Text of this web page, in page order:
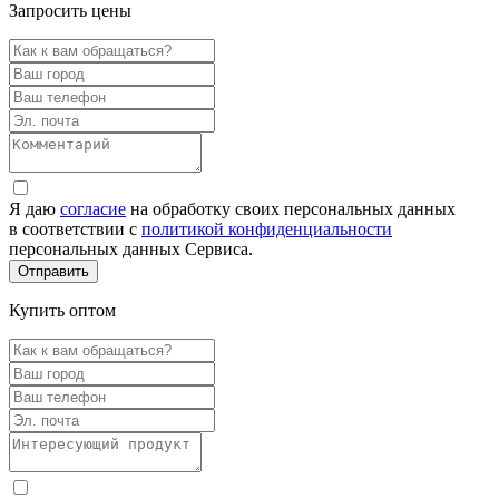
Запросить цены
Я даю согласие на обработку своих персональных данных
в соответствии с политикой конфиденциальности
персональных данных Сервиса.
Купить оптом